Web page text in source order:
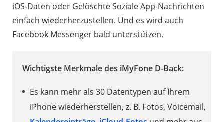
iOS-Daten oder Gelöschte Soziale App-Nachrichten
einfach wiederherzustellen. Und es wird auch
Facebook Messenger bald unterstützen.
Wichtigste Merkmale des iMyFone D-Back:
Es kann mehr als 30 Datentypen auf Ihrem
iPhone wiederherstellen, z. B. Fotos, Voicemail,